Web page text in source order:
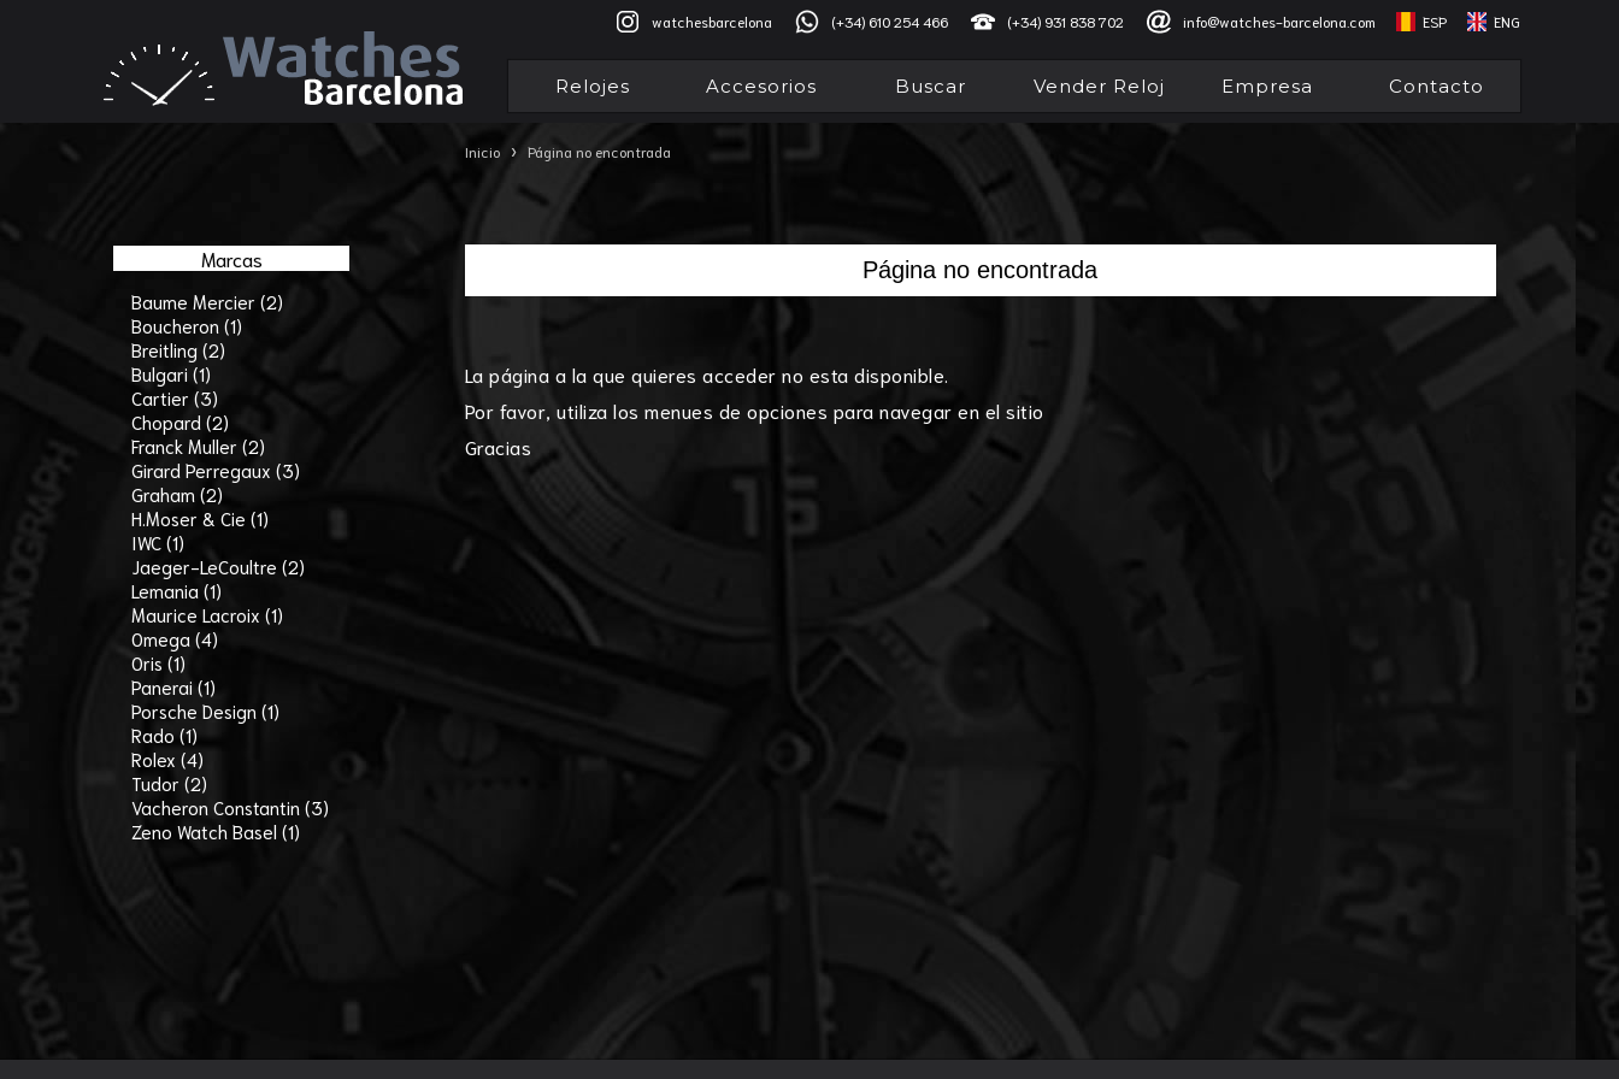
ESP ENG
watchesbarcelona (+34) 610 254 466 (+34) 931 838 702 info@watches-barcelona.com
Relojes Accesorios Buscar Vender Reloj Empresa Contacto
Marcas
Baume Mercier (2)
Boucheron (1)
Breitling (2)
Bulgari (1)
Cartier (3)
Chopard (2)
Franck Muller (2)
Girard Perregaux (3)
Graham (2)
H.Moser & Cie (1)
IWC (1)
Jaeger-LeCoultre (2)
Lemania (1)
Maurice Lacroix (1)
Omega (4)
Oris (1)
Panerai (1)
Porsche Design (1)
Rado (1)
Rolex (4)
Tudor (2)
Vacheron Constantin (3)
Zeno Watch Basel (1)
Inicio › Página no encontrada
Página no encontrada
La página a la que quieres acceder no esta disponible.
Por favor, utiliza los menues de opciones para navegar en el sitio
Gracias